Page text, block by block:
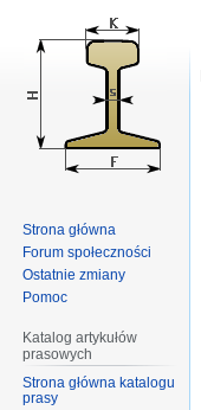
Strona główna
Forum społeczności
Ostatnie zmiany
Pomoc
Katalog artykułów
prasowych
Strona główna katalogu
prasy